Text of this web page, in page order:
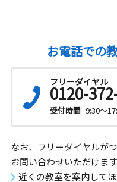
お電話での
フリーダイヤル
0120-
受付時間 9:30～
なお、フリーダイヤルが
お問い合わせいただけます
近くの教室を案内して